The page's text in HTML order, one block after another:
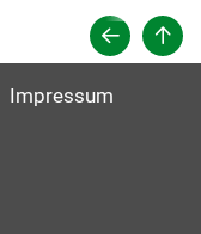
Impressum